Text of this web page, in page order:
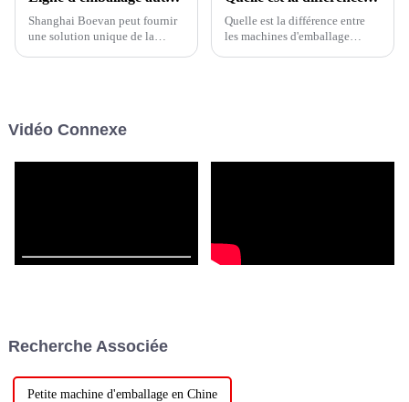
Shanghai Boevan peut fournir
une solution unique de la
Quelle est la différence entre
les machines d'emballage
Vidéo Connexe
Recherche Associée
Petite machine d'emballage en Chine